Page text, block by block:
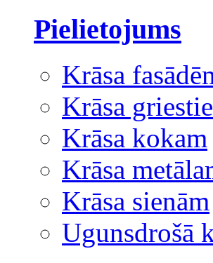
Pielietojums
Krāsa
Krāsa
Krāsa kokam
Krāsa
Krāsa sienām
Ugunsdrošā